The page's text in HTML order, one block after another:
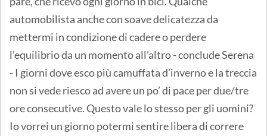
automobilista anche con soave delicatezza da
mettermi in condizione di cadere o perdere
l’equilibrio da un momento all’altro - conclude Serena
- I giorni dove esco più camuffata d’inverno e la treccia
non si vede riesco ad avere un po’ di pace per due/tre
ore consecutive. Questo vale lo stesso per gli uomini?
Io vorrei un giorno potermi sentire libera di correre